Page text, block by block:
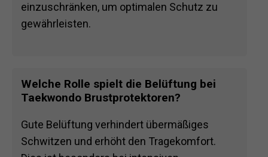
einzuschränken, um optimalen Schutz zu
gewährleisten.
Welche Rolle spielt die Belüftung bei
Taekwondo Brustprotektoren?
Gute Belüftung verhindert übermäßiges
Schwitzen und erhöht den Tragekomfort.